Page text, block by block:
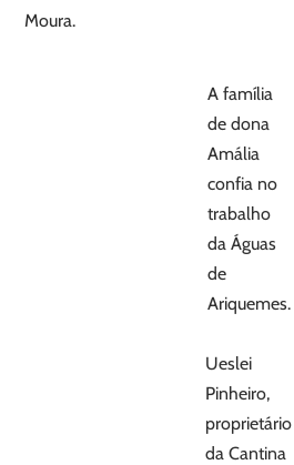
Moura.
A família
de dona
Amália
confia no
trabalho
da Águas
de
Ariquemes.
Ueslei
Pinheiro,
proprietário
da Cantina